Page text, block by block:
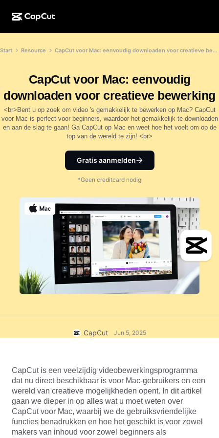
CapCut Desktop
CapCut Online
CapCut Pad
CapCut Mobiel
Dreamina AI
AI-creatie
Videostudio
AI-videogenerator
AI-afbeeldingengenerator
AI-afbeeldingsverbeteraar
Dreamina Seedance 2.5
Gemini Omni
Tekst en audio
Automatische ondertitels
Ondertitelsjablonen
Tekst-naar-spraak
Spraak verbeteren
Ruis verminderen
Afbeelding
Functies
Video-editor en -generator
Afbeeldingseditor en -generator
Spraakgenerator en -editor
Sociale media
Marketing
Lifestyle en vlogs
Aangepast ontwerp
Meer
Markttrends
Topkeuzes
Sjabloontrends en -tips
Meer
Sjablonen voor sociale media
Feestdagensjablonen
Meer
Kalendersjablonen
Jubileumsjablonen
Effectsjablonen
Zakelijke sjablonen
Branchesjablonen
Samenvattingssjablonen
Over
Initiatieven
Partners
Creatief partnerprogramma
CapCut Creatieve Campus
Vertrouwenscentrum
Hulpcentrum
Perskamer
Over CapCuts Gebruiksvoorwaarden
Dreamina Seedance 2.0 Launch
CapCut openen
Start Resource CapCut voor Mac: eenvoudig downloaden voor creatieve bewerking
CapCut voor Mac: eenvoudig
downloaden voor creatieve bewerking
<br>Bent u op zoek om video 's gemakkelijk te bewerken op Mac? CapCut
voor Mac is perfect voor beginners, waardoor het gemakkelijk te downloaden
en aan de slag te gaan! Ga CapCut op Mac en weet hoe het voelt om op de
top van de wereld te zijn! <br>
Gratis aanmelden
*Geen creditcard nodig
CapCut Jun 5, 2025
CapCut is een veelzijdig videobewerkingsprogramma
dat nu direct beschikbaar is voor Mac-gebruikers en een
wereld van creatieve mogelijkheden opent. In dit artikel
gaan we dieper in op alles wat u moet weten over
CapCut voor Mac, waarbij we de gebruiksvriendelijke
functies benadrukken en hoe het geschikt is voor zowel
makers van inhoud voor zowel beginners als